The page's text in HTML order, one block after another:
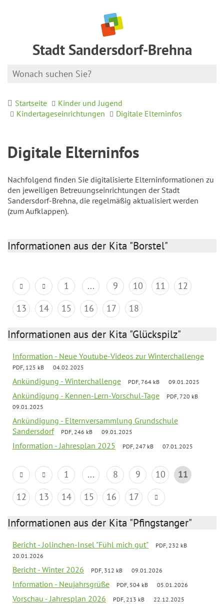
Stadt Sandersdorf-Brehna
Startseite
Kinder und Jugend
Kindertageseinrichtungen
Digitale Elterninfos
Digitale Elterninfos
Nachfolgend finden Sie digitalisierte Elterninformationen zu
den jeweiligen Betreuungseinrichtungen der Stadt
Sandersdorf-Brehna, die regelmäßig aktualisiert werden
(zum Aufklappen).
Informationen aus der Kita "Borstel"
1 ... 9 10 11
12
13
14 15 16 17 18
Informationen aus der Kita "Glückspilz"
Information - Neue Youtube-Videos zur Winterchallenge
PDF, 125 kB 04.02.2025
Ankündigung - Winterchallenge PDF, 764 kB 09.01.2025
Ankündigung - Kennen-Lern-Vorschul-Tage
PDF, 720 kB
09.01.2025
Ankündigung - Elternversammlung Grundschule
Sandersdorf
PDF, 246 kB 09.01.2025
Information - Jahresplan 2025 PDF, 247 kB 07.01.2025
1 ... 8 9 10
11
12
13 14 15 16 17
Informationen aus der Kita "Pfingstanger"
Bericht - Jolinchen-Insel "Fühl mich gut"
PDF, 232 kB
20.01.2026
Bericht - Winter 2026 PDF, 312 kB 09.01.2026
Information - Neujahrsgrüße PDF, 504 kB 05.01.2026
Vorschau - Jahresplan 2026 PDF, 213 kB 22.12.2025